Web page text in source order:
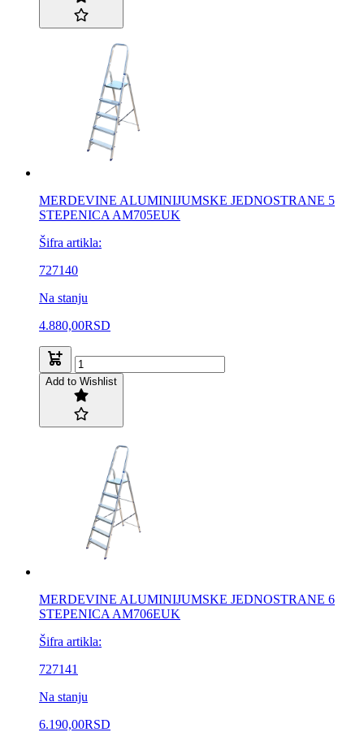
MERDEVINE ALUMINIJUMSKE JEDNOSTRANE 5
STEPENICA AM705EUK
Šifra artikla:
727140
Na stanju
4.880,00RSD
Add to Wishlist
MERDEVINE ALUMINIJUMSKE JEDNOSTRANE 6
STEPENICA AM706EUK
Šifra artikla:
727141
Na stanju
6.190,00RSD